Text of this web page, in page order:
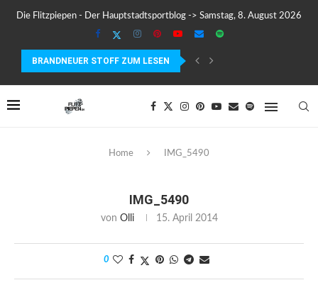
Die Flitzpiepen - Der Hauptstadtsportblog -> Samstag, 8. August 2026
BRANDNEUER STOFF ZUM LESEN
COROS PACE 4 IM TEST – LEICHT, SCHNELL...
Home IMG_5490
IMG_5490
von Olli 15. April 2014
0